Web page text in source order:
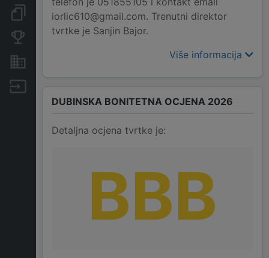
Dokumenti i objave
Konkurentske tvrtke
Izvoz
iorlic610@gmail.com. Trenutni direktor
tvrtke je Sanjin Bajor.
Više informacija
DUBINSKA BONITETNA OCJENA 2026
Detaljna ocjena tvrtke je:
BBB